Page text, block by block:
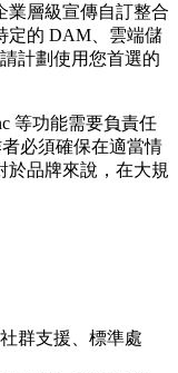
業層級宣傳自訂整合
定的 DAM、雲端儲
計劃使用您首選的
等功能需要負責任
必須確保在適當情
於品牌來說，在大規
群支援、標準處